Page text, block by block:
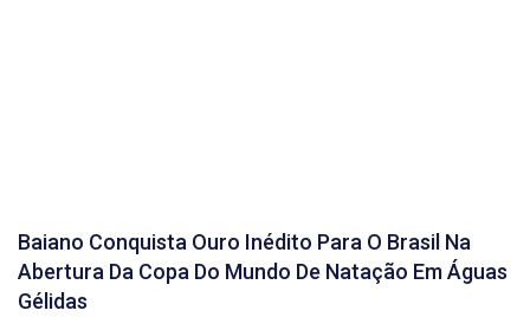
Baiano Conquista Ouro Inédito Para O Brasil Na
Abertura Da Copa Do Mundo De Natação Em Águas
Gélidas